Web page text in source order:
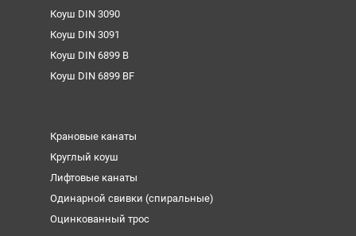
Коуш DIN 3090
Коуш DIN 3091
Коуш DIN 6899 B
Коуш DIN 6899 BF
Крановые канаты
Круглый коуш
Лифтовые канаты
Одинарной свивки (спиральные)
Оцинкованный трос